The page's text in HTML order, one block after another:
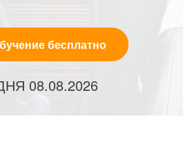
бесплатно
08.08.2026